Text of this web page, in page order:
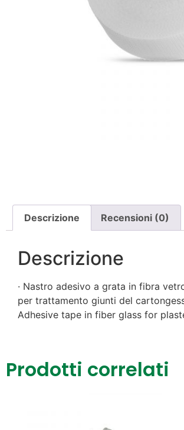
Descrizione Recensioni (0)
Descrizione
· Nastro adesivo a grata in fibra
per trattamento giunti del
Adhesive tape in fiber glass for
Prodotti correlati